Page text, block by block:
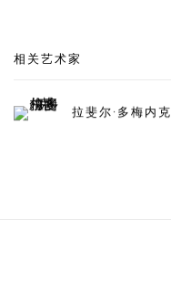
相关艺术家
拉斐尔·多梅内克